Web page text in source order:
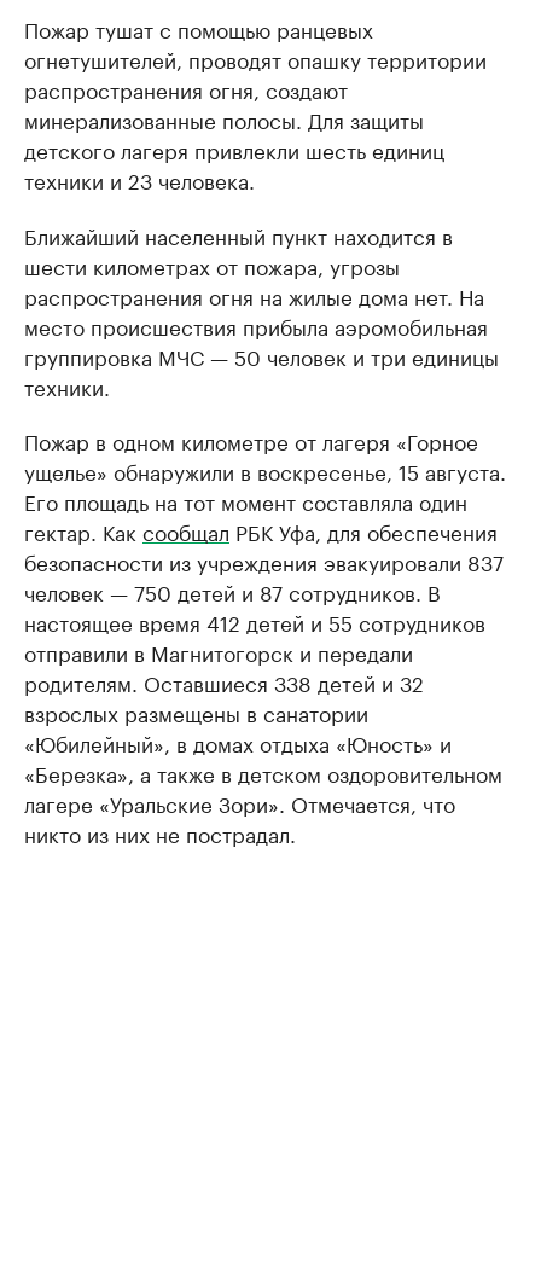
Пожар тушат с помощью ранцевых
огнетушителей, проводят опашку территории
распространения огня, создают
минерализованные полосы. Для защиты
детского лагеря привлекли шесть единиц
техники и 23 человека.
Ближайший населенный пункт находится в
шести километрах от пожара, угрозы
распространения огня на жилые дома нет. На
место происшествия прибыла аэромобильная
группировка МЧС — 50 человек и три единицы
техники.
Пожар в одном километре от лагеря «Горное
ущелье» обнаружили в воскресенье, 15 августа.
Его площадь на тот момент составляла один
гектар. Как сообщал РБК Уфа, для обеспечения
безопасности из учреждения эвакуировали 837
человек — 750 детей и 87 сотрудников. В
настоящее время 412 детей и 55 сотрудников
отправили в Магнитогорск и передали
родителям. Оставшиеся 338 детей и 32
взрослых размещены в санатории
«Юбилейный», в домах отдыха «Юность» и
«Березка», а также в детском оздоровительном
лагере «Уральские Зори». Отмечается, что
никто из них не пострадал.